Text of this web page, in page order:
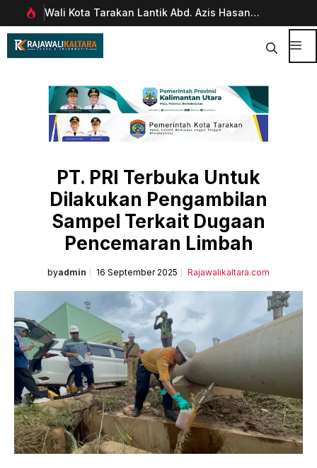
Langsung
ke
Wali Kota Tarakan Lantik Abd. Azis Hasan
sebagai Sekda
PT. PRI Terbuka Untuk
Dilakukan Pengambilan
Sampel Terkait Dugaan
Pencemaran Limbah
byadmin 16 September 2025 Rajawalikaltara.com